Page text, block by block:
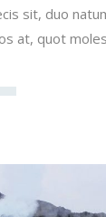
sit, duo
at, quot